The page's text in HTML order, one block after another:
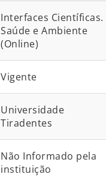
Interfaces Científicas.
Saúde e Ambiente
(Online)
Vigente
Universidade
Tiradentes
Não Informado pela
instituição